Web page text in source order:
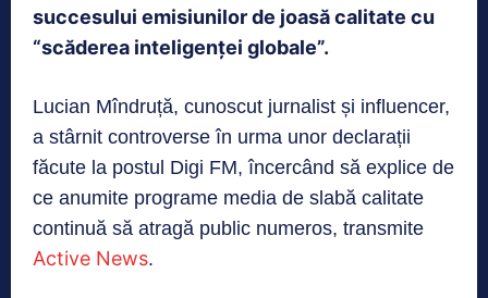
succesului emisiunilor de joasă calitate cu
“scăderea inteligenței globale”.
Lucian Mîndruță, cunoscut jurnalist și influencer,
a stârnit controverse în urma unor declarații
făcute la postul Digi FM, încercând să explice de
ce anumite programe media de slabă calitate
continuă să atragă public numeros, transmite
Active News.